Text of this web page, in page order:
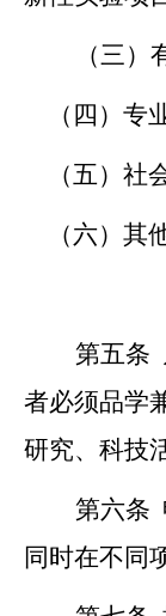
（三
（四）专
（五）社
（六）其
第五条
者必须品学
研究、科技
第六条
同时在不同